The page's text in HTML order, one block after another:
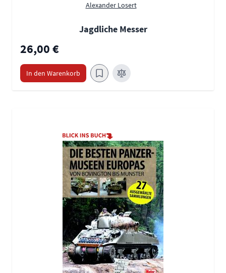
Alexander Losert
Jagdliche Messer
26,00 €
In den Warenkorb